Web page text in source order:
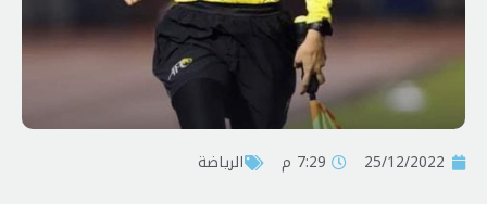
25/12/2022 7:29 م الرياضة